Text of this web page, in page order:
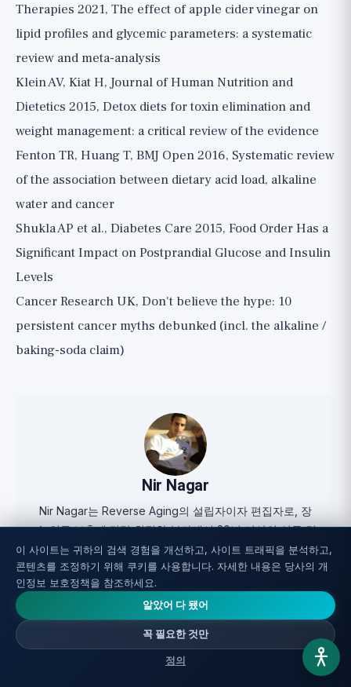
Therapies 2021, The effect of apple cider vinegar on
lipid profiles and glycemic parameters: a systematic
review and meta-analysis
Klein AV, Kiat H, Journal of Human Nutrition and
Dietetics 2015, Detox diets for toxin elimination and
weight management: a critical review of the evidence
Fenton TR, Huang T, BMJ Open 2016, Systematic review
of the association between dietary acid load, alkaline
water and cancer
Shukla AP et al., Diabetes Care 2015, Food Order Has a
Significant Impact on Postprandial Glucose and Insulin
Levels
Cancer Research UK, Don't believe the hype: 10
persistent cancer myths debunked (incl. the alkaline /
baking-soda claim)
Nir Nagar
Nir Nagar는 Reverse Aging의 설립자이자 편집자로, 장
수 연구·보충제·건강 최적화 분야에서 20년 이상의 실무 경
험을 가진 바이오해커입니다. 발행 전에 모든 주제를 깊이
연구하고, 근거의 강도를 정직하게 평가하며, 모든 기사에
서 원 연구로 링크를 제공합니다.
Full profile ↗
이 사이트는 귀하의 검색 경험을 개선하고, 사이트 트래픽을 분석하고,
콘텐츠를 조정하기 위해 쿠키를 사용합니다. 자세한 내용은 당사의 개
인정보 보호정책을 참조하세요.
알았어 다 됐어
꼭 필요한 것만
정의